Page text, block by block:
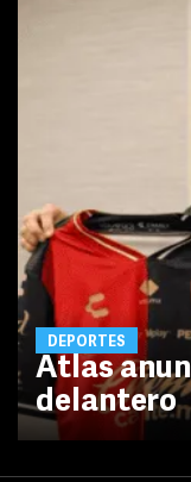
DEPORTES
Atlas
delantero